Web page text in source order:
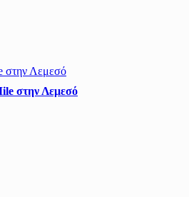
στην Λεμεσό